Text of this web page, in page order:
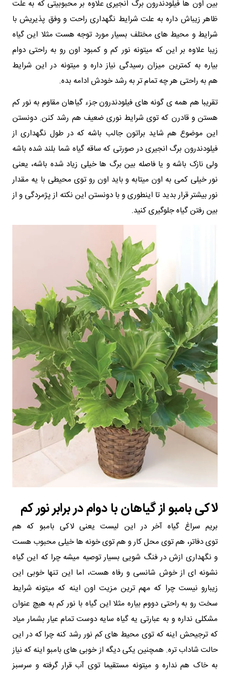
بین اون ها فیلودندرون برگ انجیری علاوه بر محبوبیتی که به علت
ظاهر زیباش داره به علت شرایط نگهداری راحت و وفق پذیریش با
شرایط و محیط های مختلف بسیار مورد توجه هست مثلا این گیاه
زیبا علاوه بر این که میتونه نور کم و کمبود اون رو به راحتی دوام
بیاره به کمترین میزان رسیدگی نیاز داره و میتونه در این شرایط
هم به راحتی هر چه تمام تر به رشد خودش ادامه بده.
تقریبا هم همه ی گونه‌ های فیلودندرون جزء گیاهان مقاوم به نور کم
هستن و قادرن که توی شرایط نوری ضعیف هم رشد کنن. دونستن
این موضوع هم شاید براتون جالب باشه که در طول نگهداری از
فیلودندرون برگ انجیری در صورتی که ساقه گیاه شما بلند شده باشه
ولی نازک باشه و یا فاصله بین برگ‌ ها خیلی زیاد شده باشه، یعنی
نور خیلی کمی به اون میتابه و باید اون رو توی محیطی با یه مقدار
نور بیشتر قرار بدید تا اینطوری و با دونستن این نکته از پژمردگی و از
بین رفتن گیاه جلوگیری کنید.
لاکی بامبو از گیاهان با دوام در برابر نور کم
بریم سراغ گیاه آخر در این لیست یعنی لاکی بامبو که هم
توی دفاتر، هم توی محل کار و هم توی خونه ها خیلی محبوب هست
و نگهداری ازش در فنگ شویی بسیار توصیه میشه چرا که این گیاه
نشونه ای از خوش شانسی و رفاه هست، اما این تنها خوبی این
زیبارو نیست چرا که مهم ترین مزیت اون اینه که میتونه شرایط
سخت رو به راحتی دووم بیاره مثلا این گیاه با نور کم به هیچ عنوان
مشکلی نداره و به‌ عبارتی یه گیاه سایه دوست تمام عیار بشمار میاد
که ترجیحش اینه که توی محیط های کم نور رشد کنه چرا که در این
حالت شاداب تره. همچنین یکی دیگه از خوبی‌ های بامبو اینه که نیاز
به خاک هم نداره و میتونه مستقیما توی آب قرار گرفته و سرسبز